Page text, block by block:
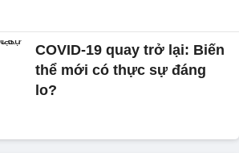
COVID-19 quay trở lại: Biến
thể mới có thực sự đáng
lo?